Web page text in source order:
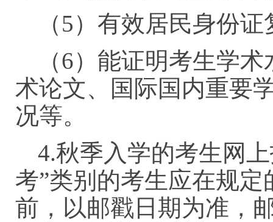
（5）有效居民身份
（6）能证明考生学
术论文、国际国内重要
况等。
4.秋季入学的考生网
考”类别的考生应在规定
前，以邮戳日期为准，